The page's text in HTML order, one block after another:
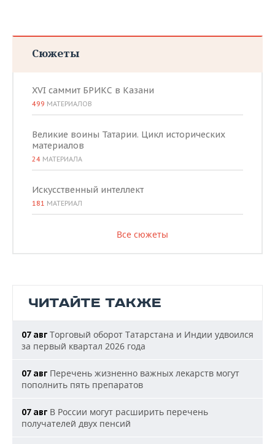
Сюжеты
XVI саммит БРИКС в Казани
499 МАТЕРИАЛОВ
Великие воины Татарии. Цикл исторических
материалов
24 МАТЕРИАЛА
Искусственный интеллект
181 МАТЕРИАЛ
Все сюжеты
ЧИТАЙТЕ ТАКЖЕ
07 авг Торговый оборот Татарстана и Индии удвоился
за первый квартал 2026 года
07 авг Перечень жизненно важных лекарств могут
пополнить пять препаратов
07 авг В России могут расширить перечень
получателей двух пенсий